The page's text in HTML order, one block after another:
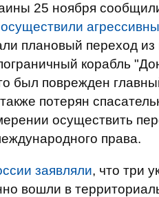
25 ноября
осуществили
плановый переход
корабль
был поврежден
потерян
осуществить
права.
заявляли, что три
вошли в